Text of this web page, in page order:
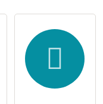
genommen.